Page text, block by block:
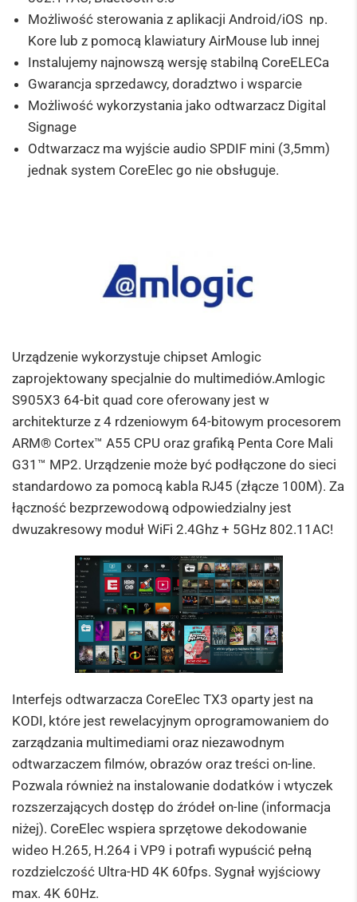
Możliwość sterowania z aplikacji Android/iOS np.
Kore lub z pomocą klawiatury AirMouse lub innej
Instalujemy najnowszą wersję stabilną CoreELECa
Gwarancja sprzedawcy, doradztwo i wsparcie
Możliwość wykorzystania jako odtwarzacz Digital
Signage
Odtwarzacz ma wyjście audio SPDIF mini (3,5mm)
jednak system CoreElec go nie obsługuje.
Urządzenie wykorzystuje chipset Amlogic
zaprojektowany specjalnie do multimediów.Amlogic
S905X3 64-bit quad core oferowany jest w
architekturze z 4 rdzeniowym 64-bitowym procesorem
ARM® Cortex™ A55 CPU oraz grafiką Penta Core Mali
G31™ MP2. Urządzenie może być podłączone do sieci
standardowo za pomocą kabla RJ45 (złącze 100M). Za
łączność bezprzewodową odpowiedzialny jest
dwuzakresowy moduł WiFi 2.4Ghz + 5GHz 802.11AC!
Interfejs odtwarzacza CoreElec TX3 oparty jest na
KODI, które jest rewelacyjnym oprogramowaniem do
zarządzania multimediami oraz niezawodnym
odtwarzaczem filmów, obrazów oraz treści on-line.
Pozwala również na instalowanie dodatków i wtyczek
rozszerzających dostęp do źródeł on-line (informacja
niżej). CoreElec wspiera sprzętowe dekodowanie
wideo H.265, H.264 i VP9 i potrafi wypuścić pełną
rozdzielczość Ultra-HD 4K 60fps. Sygnał wyjściowy
max. 4K 60Hz.